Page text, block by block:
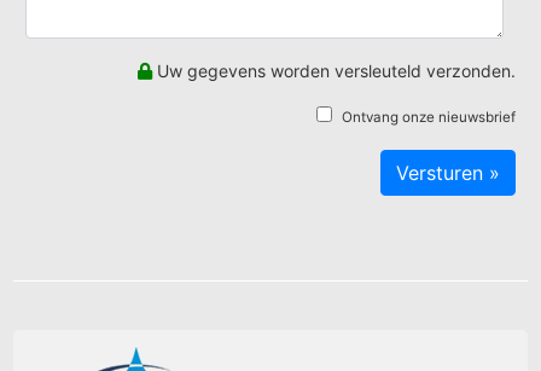
Uw gegevens worden versleuteld verzonden.
Ontvang onze nieuwsbrief